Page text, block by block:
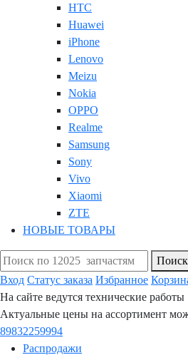
HTC
Huawei
iPhone
Lenovo
Meizu
Nokia
OPPO
Realme
Samsung
Sony
Vivo
Xiaomi
ZTE
НОВЫЕ ТОВАРЫ
Поиск
Вход Статус заказа Избранное
На сайте ведутся технические работы
Актуальные цены на ассортимент
89832259994
Распродажи